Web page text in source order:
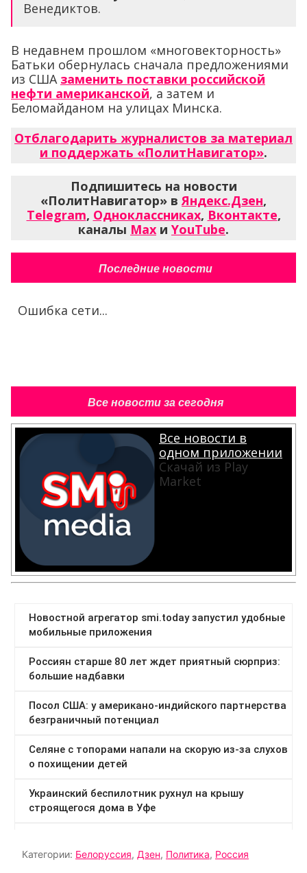
Венедиктов.
В недавнем прошлом «многовекторность»
Батьки обернулась сначала предложениями
из США заменить поставки российской
нефти американской, а затем и
Беломайданом на улицах Минска.
Отблагодарить журналистов за материал
и поддержать «ПолитНавигатор».
Подпишитесь на новости
«ПолитНавигатор» вЯндекс.Дзен,
Telegram, Одноклассниках, Вконтакте,
каналы Max и YouTube.
Последние новости
Ошибка сети...
Все новости за сегодня
Все новости в
одном приложении
Скачай из Play
Market
Категории: Белоруссия, Дзен, Политика, Россия